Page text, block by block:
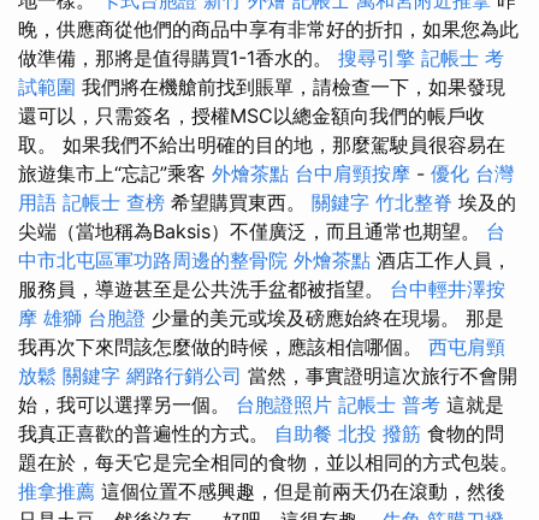
晚，供應商從他們的商品中享有非常好的折扣，如果您為此
做準備，那將是值得購買1-1香水的。 搜尋引擎 記帳士 考
試範圍 我們將在機艙前找到賬單，請檢查一下，如果發現
還可以，只需簽名，授權MSC以總金額向我們的帳戶收
取。 如果我們不給出明確的目的地，那麼駕駛員很容易在
旅遊集市上“忘記”乘客 外燴茶點 台中肩頸按摩 - 優化 台灣
用語 記帳士 查榜 希望購買東西。 關鍵字 竹北整脊 埃及的
尖端（當地稱為Baksis）不僅廣泛，而且通常也期望。 台
中市北屯區軍功路周邊的整骨院 外燴茶點 酒店工作人員，
服務員，導遊甚至是公共洗手盆都被指望。 台中輕井澤按
摩 雄獅 台胞證 少量的美元或埃及磅應始終在現場。 那是
我再次下來問該怎麼做的時候，應該相信哪個。 西屯肩頸
放鬆 關鍵字 網路行銷公司 當然，事實證明這次旅行不會開
始，我可以選擇另一個。 台胞證照片 記帳士 普考 這就是
我真正喜歡的普遍性的方式。 自助餐 北投 撥筋 食物的問
題在於，每天它是完全相同的食物，並以相同的方式包裝。
推拿推薦 這個位置不感興趣，但是前兩天仍在滾動，然後